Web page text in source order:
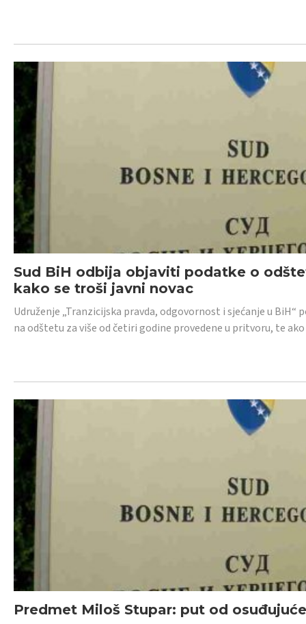
Sud BiH odbija objaviti podatke o
kako se troši javni novac
Udruženje „Tranzicijska pravda, odgovornost i sjećanje u
na odštetu za više od četiri godine provedene u pritvoru, te
Predmet Miloš Stupar: put od